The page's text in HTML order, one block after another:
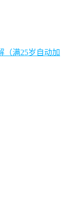
（满25岁自动加